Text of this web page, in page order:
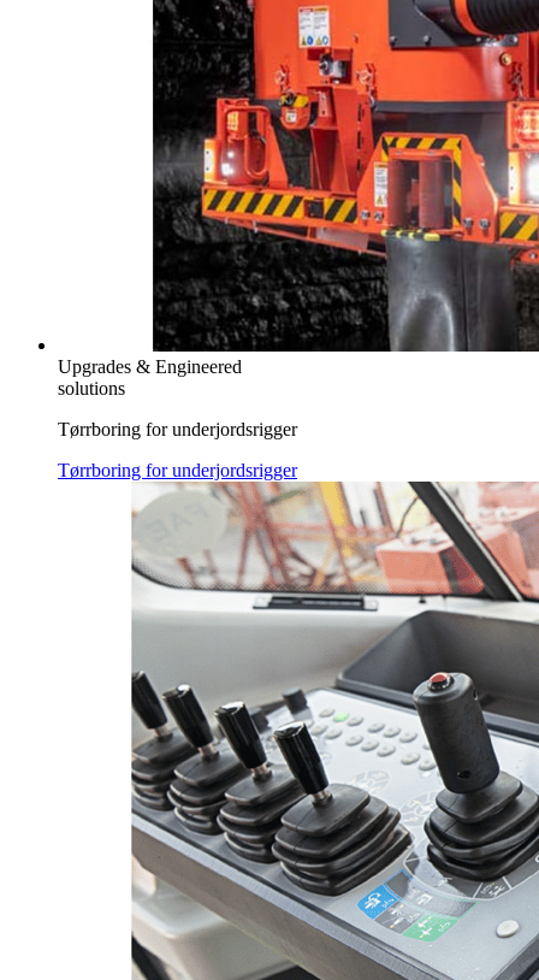
Upgrades & Engineered
solutions
Tørrboring for underjordsrigger
Tørrboring for underjordsrigger